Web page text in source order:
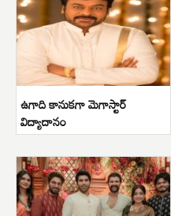
ఉగాది కానుకగా మెగాస్టార్
విద్యాదానం